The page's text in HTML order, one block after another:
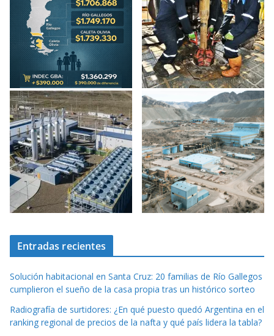
Entradas recientes
Solución habitacional en Santa Cruz: 20 familias de Río Gallegos
cumplieron el sueño de la casa propia tras un histórico sorteo
Radiografía de surtidores: ¿En qué puesto quedó Argentina en el
ranking regional de precios de la nafta y qué país lidera la tabla?